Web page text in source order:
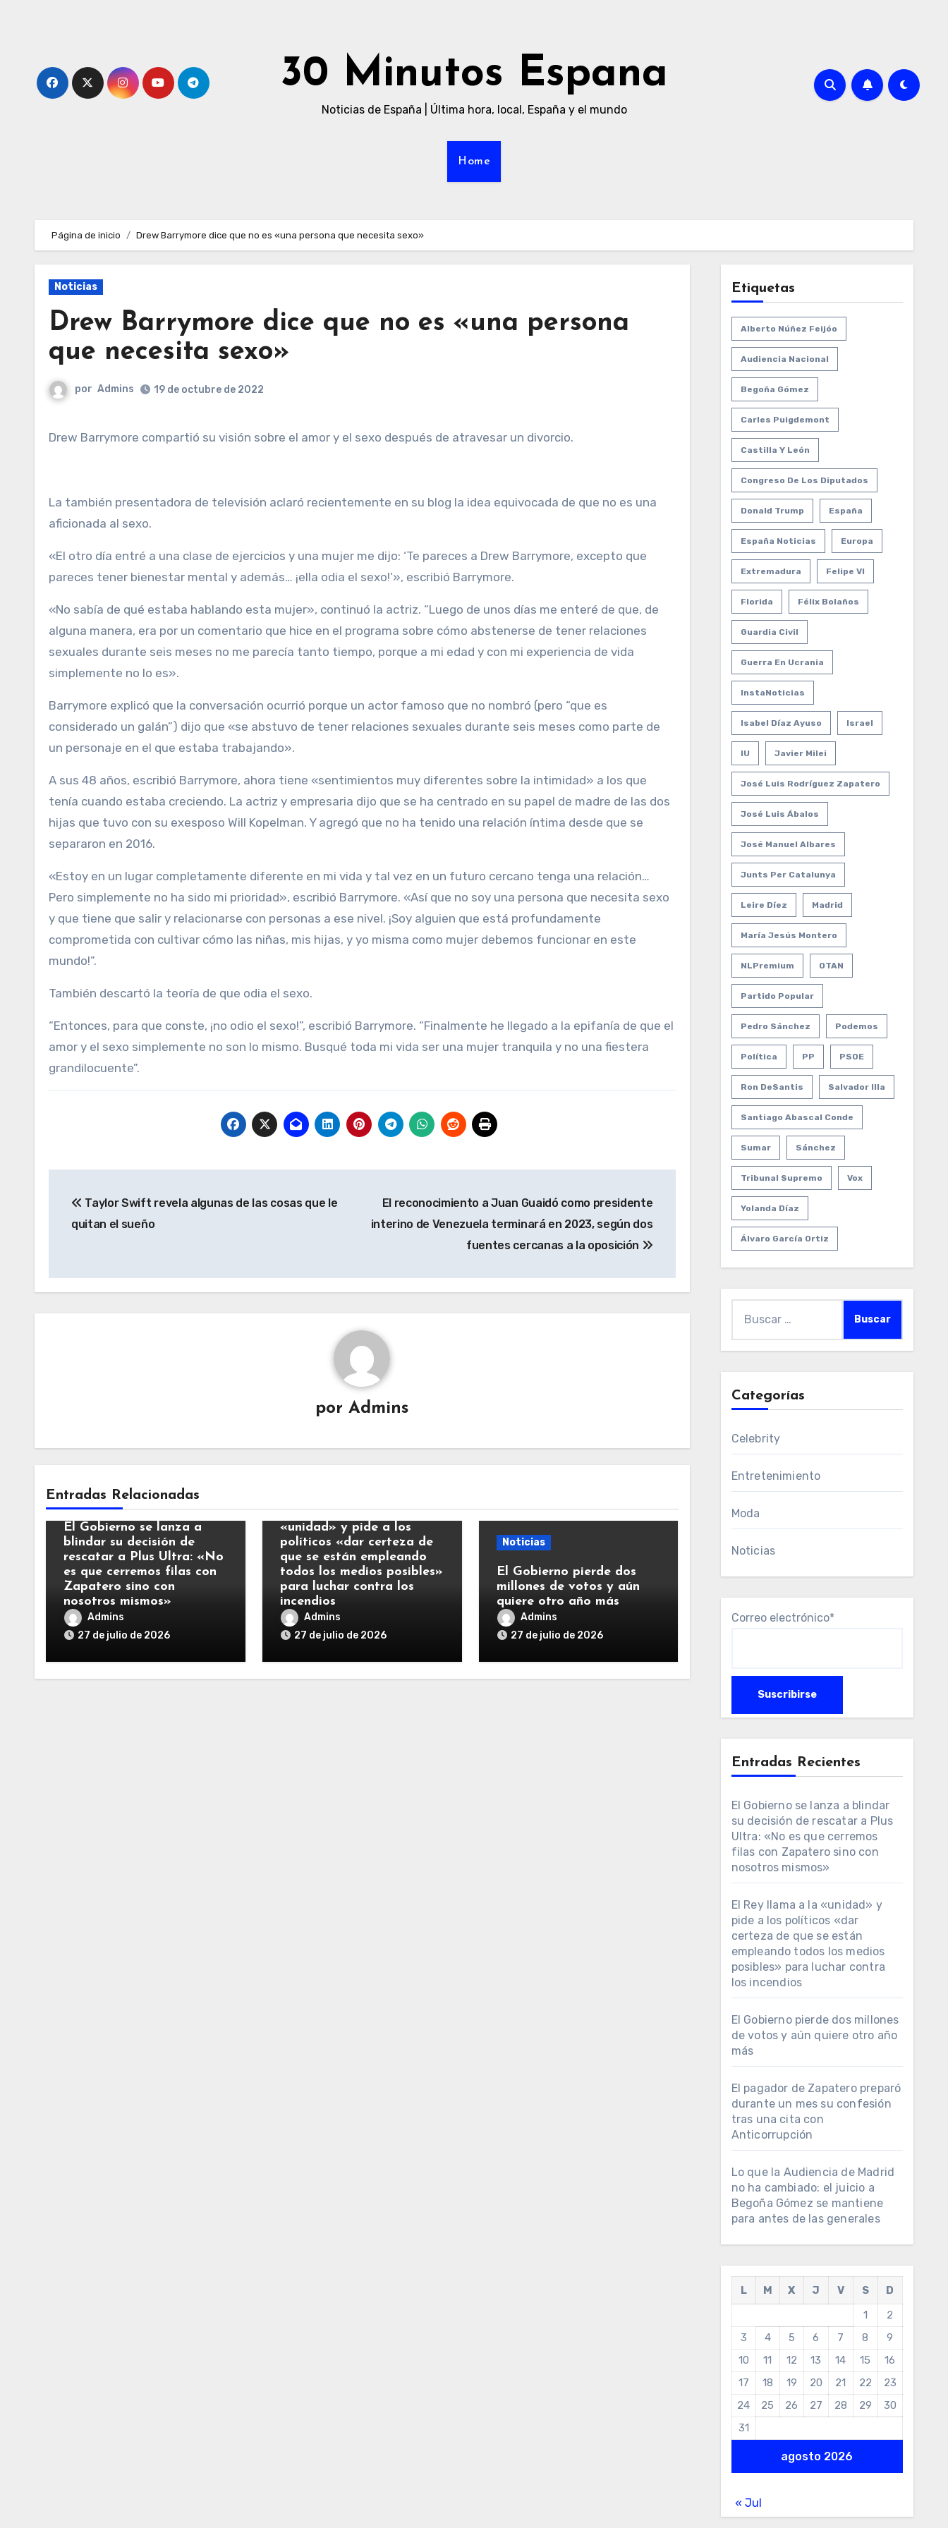
30 Minutos Espana
Noticias de España | Última hora, local, España y el mundo
Home
Página de inicio Drew Barrymore dice que no es «una persona que necesita sexo»
Noticias
Drew Barrymore dice que no es «una persona
que necesita sexo»
por Admins 19 de octubre de 2022
Drew Barrymore compartió su visión sobre el amor y el sexo después de atravesar un divorcio.
La también presentadora de televisión aclaró recientemente en su blog la idea equivocada de que no es una
aficionada al sexo.
«El otro día entré a una clase de ejercicios y una mujer me dijo: ‘Te pareces a Drew Barrymore, excepto que
pareces tener bienestar mental y además… ¡ella odia el sexo!’», escribió Barrymore.
«No sabía de qué estaba hablando esta mujer», continuó la actriz. “Luego de unos días me enteré de que, de
alguna manera, era por un comentario que hice en el programa sobre cómo abstenerse de tener relaciones
sexuales durante seis meses no me parecía tanto tiempo, porque a mi edad y con mi experiencia de vida
simplemente no lo es».
Barrymore explicó que la conversación ocurrió porque un actor famoso que no nombró (pero “que es
considerado un galán”) dijo que «se abstuvo de tener relaciones sexuales durante seis meses como parte de
un personaje en el que estaba trabajando».
A sus 48 años, escribió Barrymore, ahora tiene «sentimientos muy diferentes sobre la intimidad» a los que
tenía cuando estaba creciendo. La actriz y empresaria dijo que se ha centrado en su papel de madre de las dos
hijas que tuvo con su exesposo Will Kopelman. Y agregó que no ha tenido una relación íntima desde que se
separaron en 2016.
«Estoy en un lugar completamente diferente en mi vida y tal vez en un futuro cercano tenga una relación…
Pero simplemente no ha sido mi prioridad», escribió Barrymore. «Así que no soy una persona que necesita sexo
y que tiene que salir y relacionarse con personas a ese nivel. ¡Soy alguien que está profundamente
comprometida con cultivar cómo las niñas, mis hijas, y yo misma como mujer debemos funcionar en este
mundo!”.
También descartó la teoría de que odia el sexo.
“Entonces, para que conste, ¡no odio el sexo!”, escribió Barrymore. “Finalmente he llegado a la epifanía de que el
amor y el sexo simplemente no son lo mismo. Busqué toda mi vida ser una mujer tranquila y no una fiestera
grandilocuente”.
de
Taylor Swift revela algunas de las cosas que le
quitan el sueño
El reconocimiento a Juan Guaidó como presidente
interino de Venezuela terminará en 2023, según dos
fuentes cercanas a la oposición
porAdmins
Entradas Relacionadas
Noticias
El Gobierno se lanza a
blindar su decisión de
rescatar a Plus Ultra: «No
es que cerremos filas con
Zapatero sino con
nosotros mismos»
Admins
27 de julio de 2026
El Rey llama a la
«unidad» y pide a los
políticos «dar certeza de
que se están empleando
todos los medios posibles»
para luchar contra los
incendios
Admins
27 de julio de 2026
Noticias
El Gobierno pierde dos
millones de votos y aún
quiere otro año más
Admins
27 de julio de 2026
Etiquetas
Alberto Núñez Feijóo
Audiencia Nacional
Begoña Gómez
Carles Puigdemont
Castilla Y León
Congreso De Los Diputados
Donald Trump España
España Noticias Europa
Extremadura Felipe VI
Florida Félix Bolaños
Guardia Civil
Guerra En Ucrania
InstaNoticias
Isabel Díaz Ayuso Israel
IU Javier Milei
José Luis Rodríguez Zapatero
José Luis Ábalos
José Manuel Albares
Junts Per Catalunya
Leire Díez Madrid
María Jesús Montero
NLPremium OTAN
Partido Popular
Pedro Sánchez Podemos
Política PP PSOE
Ron DeSantis Salvador Illa
Santiago Abascal Conde
Sumar Sánchez
Tribunal Supremo Vox
Yolanda Díaz
Álvaro García Ortiz
Categorías
Celebrity
Entretenimiento
Moda
Noticias
Correo electrónico*
Entradas Recientes
El Gobierno se lanza a blindar
su decisión de rescatar a Plus
Ultra: «No es que cerremos
filas con Zapatero sino con
nosotros mismos»
El Rey llama a la «unidad» y
pide a los políticos «dar
certeza de que se están
empleando todos los medios
posibles» para luchar contra
los incendios
El Gobierno pierde dos millones
de votos y aún quiere otro año
más
El pagador de Zapatero preparó
durante un mes su confesión
tras una cita con
Anticorrupción
Lo que la Audiencia de Madrid
no ha cambiado: el juicio a
Begoña Gómez se mantiene
para antes de las generales
agosto 2026
L M X J V S
D
1
2
3
4 5 6 7 8
9
10
11 12 13 14 15
16
17
18 19 20 21 22
23
24
25 26 27 28 29
30
31
« Jul